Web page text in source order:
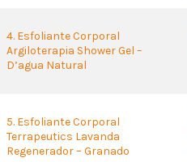
4. Esfoliante Corporal
Argiloterapia Shower Gel –
D’agua Natural
5. Esfoliante Corporal
Terrapeutics Lavanda
Regenerador – Granado